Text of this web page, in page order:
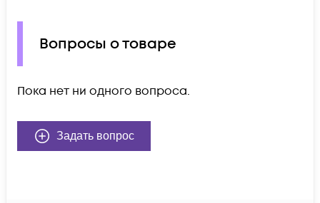
Вопросы о товаре
Пока нет ни одного вопроса.
Задать вопрос